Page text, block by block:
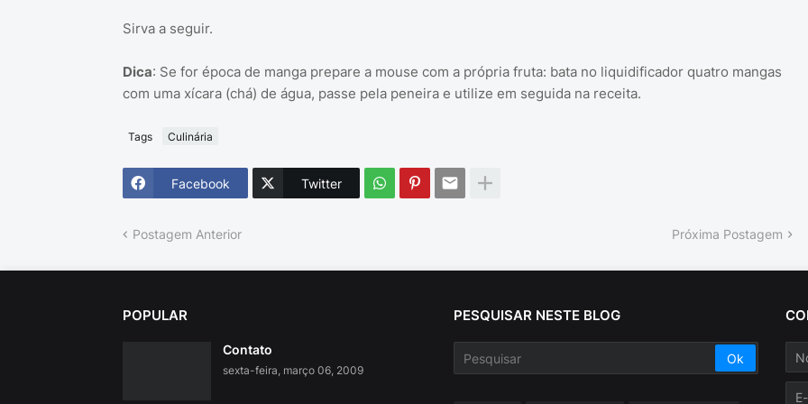
Sirva a seguir.
Dica: Se for época de manga prepare a mouse com a própria fruta: bata no liquidificador quatro mangas
com uma xícara (chá) de água, passe pela peneira e utilize em seguida na receita.
Tags Culinária
Facebook Twitter
Postagem Anterior Próxima Postagem
POPULAR
Contato
sexta-feira, março 06, 2009
PESQUISAR NESTE BLOG